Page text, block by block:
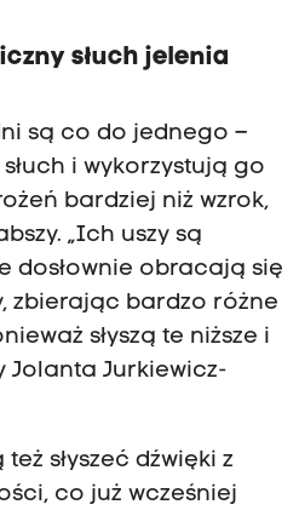
słuch jelenia
są co do jednego –
i wykorzystują go
bardziej niż wzrok,
„Ich uszy są
dosłownie obracają się
zbierając bardzo różne
słyszą te niższe i
Jolanta Jurkiewicz-
słyszeć dźwięki z
co już wcześniej